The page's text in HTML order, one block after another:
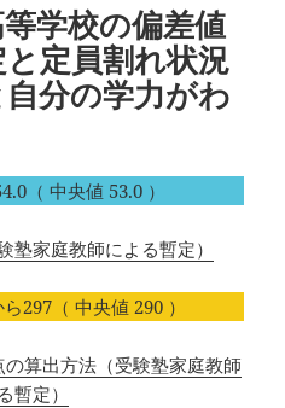
学校の偏差値
定員割れ状況
分の学力がわ
（ 中央値 53.0 ）
塾家庭教師による暫定）
297（ 中央値 290 ）
算出方法（受験塾家庭教師
暫定）